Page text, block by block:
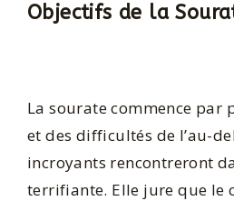
Objectifs de la
La sourate commence par
et des difficultés de l’au-
incroyants rencontreront
terrifiante. Elle jure que le